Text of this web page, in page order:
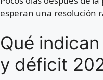
esperan una resolución
Qué
y déficit